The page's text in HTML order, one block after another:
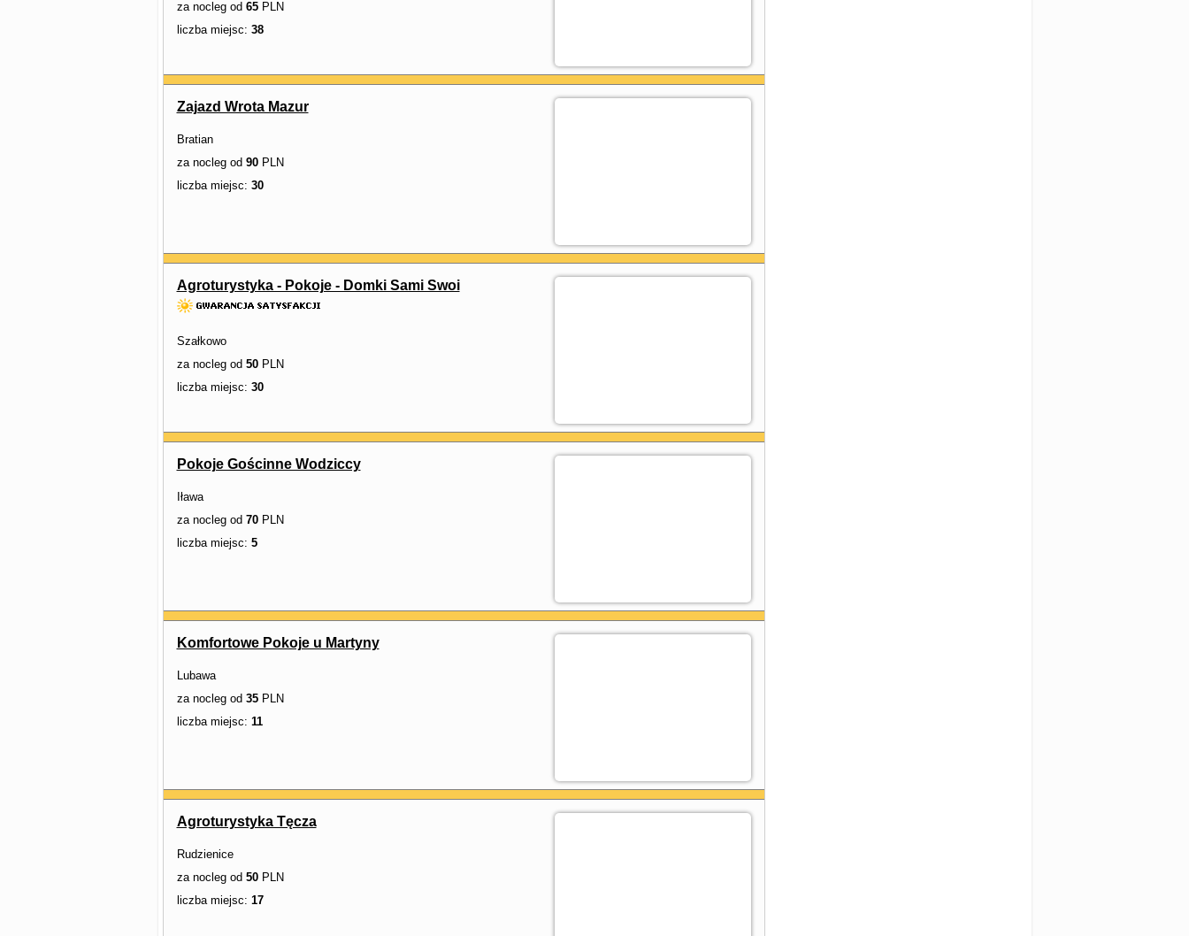
za nocleg od 65PLN
liczba miejsc: 38
Zajazd Wrota Mazur
Bratian
za nocleg od 90PLN
liczba miejsc: 30
Agroturystyka - Pokoje - Domki Sami Swoi
Szałkowo
za nocleg od 50PLN
liczba miejsc: 30
Pokoje Gościnne Wodziccy
Iława
za nocleg od 70PLN
liczba miejsc: 5
Komfortowe Pokoje u Martyny
Lubawa
za nocleg od 35PLN
liczba miejsc: 11
Agroturystyka Tęcza
Rudzienice
za nocleg od 50PLN
liczba miejsc: 17